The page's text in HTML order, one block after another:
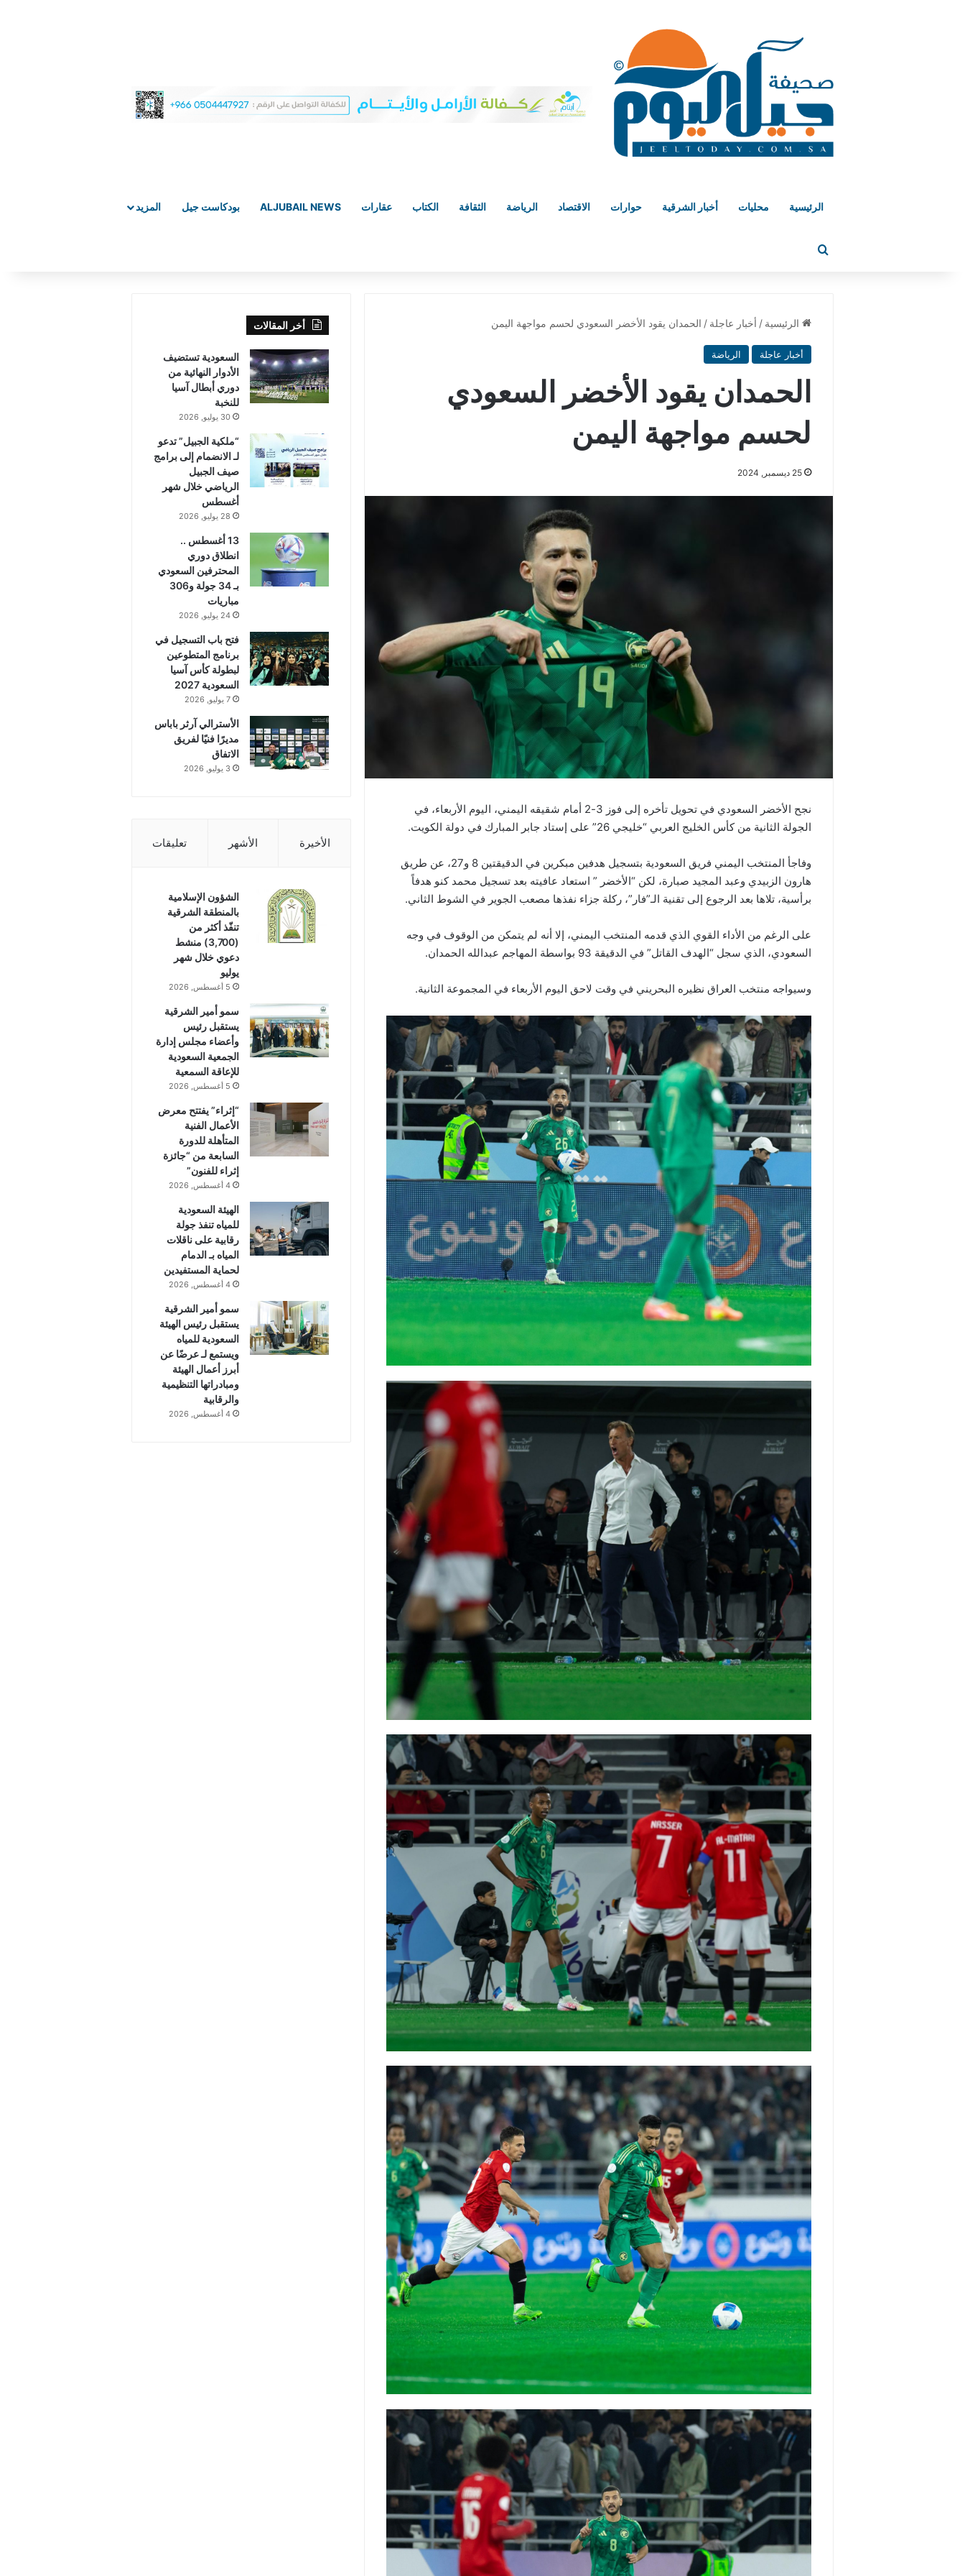
الرئيسية محليات أخبار الشرقية حوارات الاقتصاد الرياضة الثقافة الكتاب عقارات ALJUBAIL NEWS بودكاست جيل المزيد
الرئيسية / أخبار عاجلة / الحمدان يقود الأخضر السعودي لحسم مواجهة اليمن
أخبار عاجلة الرياضة
الحمدان يقود الأخضر السعودي
لحسم مواجهة اليمن
25 ديسمبر, 2024
نجح الأخضر السعودي في تحويل تأخره إلى فوز 3-2 أمام شقيقه اليمني، اليوم الأربعاء، في
الجولة الثانية من كأس الخليج العربي “خليجي 26” على إستاد جابر المبارك في دولة الكويت.
وفاجأ المنتخب اليمني فريق السعودية بتسجيل هدفين مبكرين في الدقيقتين 8 و27، عن طريق
هارون الزبيدي وعبد المجيد صبارة، لكن “الأخضر ” استعاد عافيته بعد تسجيل محمد كنو هدفاً
برأسية، تلاها بعد الرجوع إلى تقنية الـ”فار”، ركلة جزاء نفذها مصعب الجوير في الشوط الثاني.
على الرغم من الأداء القوي الذي قدمه المنتخب اليمني، إلا أنه لم يتمكن من الوقوف في وجه
السعودي، الذي سجل “الهدف القاتل” في الدقيقة 93 بواسطة المهاجم عبدالله الحمدان.
وسيواجه منتخب العراق نظيره البحريني في وقت لاحق اليوم الأربعاء في المجموعة الثانية.
أخر المقالات
السعودية تستضيف
الأدوار النهائية من
دوري أبطال آسيا
للنخبة
30 يوليو, 2026
“ملكية الجبيل” تدعو
لـ الانضمام إلى برامج
صيف الجبيل
الرياضي خلال شهر
أغسطس
28 يوليو, 2026
13 أغسطس ..
انطلاق دوري
المحترفين السعودي
بـ 34 جولة و306
مباريات
24 يوليو, 2026
فتح باب التسجيل في
برنامج المتطوعين
لبطولة كأس آسيا
السعودية 2027
7 يوليو, 2026
الأسترالي آرثر باباس
مديرًا فنيًا لفريق
الاتفاق
3 يوليو, 2026
الأخيرة الأشهر تعليقات
الشؤون الإسلامية
بالمنطقة الشرقية
تنفّذ أكثر من
(3,700) منشط
دعوي خلال شهر
يوليو
5 أغسطس, 2026
سمو أمير الشرقية
يستقبل رئيس
وأعضاء مجلس إدارة
الجمعية السعودية
للإعاقة السمعية
5 أغسطس, 2026
“إثراء” يفتتح معرض
الأعمال الفنية
المتأهلة للدورة
السابعة من “جائزة
إثراء للفنون”
4 أغسطس, 2026
الهيئة السعودية
للمياه تنفذ جولة
رقابية على ناقلات
المياه بـ الدمام
لحماية المستفيدين
4 أغسطس, 2026
سمو أمير الشرقية
يستقبل رئيس الهيئة
السعودية للمياه
ويستمع لـ عرضًا عن
أبرز أعمال الهيئة
ومبادراتها التنظيمية
والرقابية
4 أغسطس, 2026